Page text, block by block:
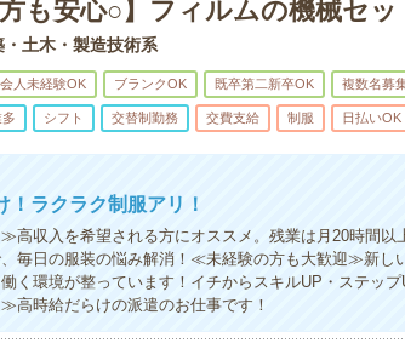
方も安心○】フィルムの機械セ
・土木・製造技術系
人未経験OK ブランクOK 既卒第二新卒OK 複数名募
シフト 交替制勤務 交費支給 制服 日払いOK
！ラクラク制服アリ！
高収入を希望される方にオススメ。残業は月20時間以
毎日の服装の悩み解消！≪未経験の方も大歓迎≫新し
く環境が整っています！イチからスキルUP・ステッ
高時給だらけの派遣のお仕事です！